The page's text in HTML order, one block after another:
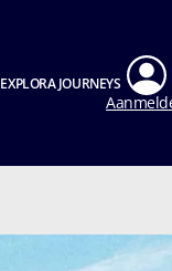
EXPLORA JOURNEYS